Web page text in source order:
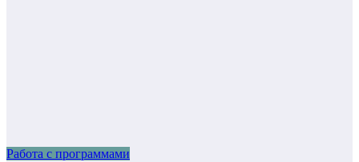
Работа с программами